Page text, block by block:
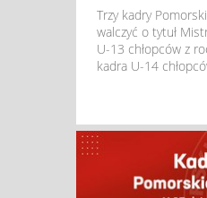
Trzy kadry
walczyć o tytuł
U-13 chłopców z
kadra U-14